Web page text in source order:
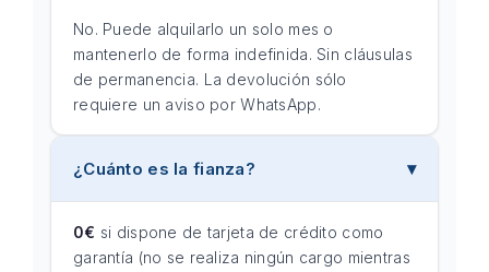
No. Puede alquilarlo un solo mes o
mantenerlo de forma indefinida. Sin cláusulas
de permanencia. La devolución sólo
requiere un aviso por WhatsApp.
¿Cuánto es la fianza?
0€ si dispone de tarjeta de crédito como
garantía (no se realiza ningún cargo mientras